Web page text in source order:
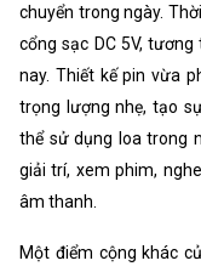
chuyển trong ngày.
cổng sạc DC 5V,
nay. Thiết kế pin vừa
trọng lượng nhẹ, tạo
thể sử dụng loa trong
giải trí, xem phim,
âm thanh.
Một điểm cộng khác